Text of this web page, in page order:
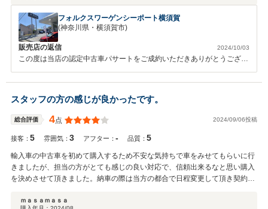
フォルクスワーゲンシーポート横須賀
(神奈川県・横須賀市)
販売店の返信 2024/10/03
この度は当店の認定中古車パサートをご成約いただきありがとうござい
ました。 以前のゴルフに比べてサイズも大きく趣味の釣りにご使用い
ただくのもより快適にご利用いただけるかと思います。 良いカーライ
フを送っていただけるようにフォローさせていただければと思います。
今後ともよろしくお願いいたします。
スタッフの方の感じが良かったです。
総合評価 4点 2024/09/06投稿
接客：5 雰囲気：3 アフター：- 品質：5
輸入車の中古車を初めて購入するため不安な気持ちで車をみせてもらいに行
きましたが、担当の方がとても感じの良い対応で、信頼出来るなと思い購入
を決めさせて頂きました。納車の際は当方の都合で日程変更して頂き契約時
フ教育が行き届いているのだなと感じました。とても信頼できる販売店だと
ｍａｓａｍａｓａ